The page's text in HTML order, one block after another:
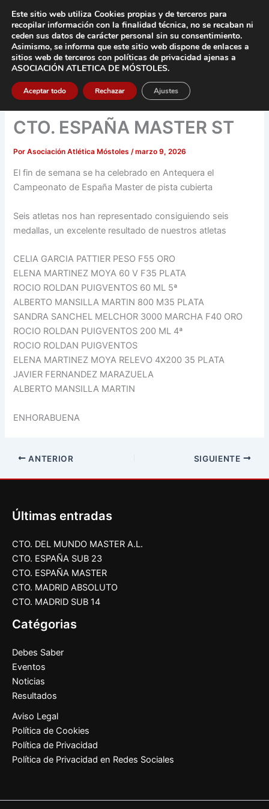
contenido
CTO. ESPAÑA MASTER ST
PorAsociación Atlética Móstoles/marzo 9, 2026
El fin de semana se ha celebrado en Antequera el
Campeonato de España Master de pista cubierta
Seis atletas nos han representado consiguiendo seis
medallas, un excelente resultado de nuestros atletas
CELIA GARCIA PATTIER PESO F55 ORO
ELENA MARTINEZ MOYA 60 V F35 PLATA
ROCIO ROLDAN PUIGVENTOS 60 ML 5ª
ALBERTO MANSILLA MARTIN 800 M35 PLATA
SANDRA SANCHEL MELCHOR 3000 MARCHA F40 ORO
ROCIO ROLDAN PUIGVENTOS 200 ML 4ª
ROCIO ROLDAN PUIGVENTOS
ELENA MARTINEZ MOYA RELEVO 4X200 35 PLATA
JAVIER FERNANDEZ MARAZUELA
ALBERTO MANSILLA MARTIN
ENHORABUENA
ANTERIOR SIGUIENTE
Últimas entradas
CTO. DEL MUNDO MASTER A.L.
CTO. ESPAÑA SUB 23
CTO. ESPAÑA MASTER
CTO. MADRID ABSOLUTO
CTO. MADRID SUB 14
Catégorias
Debes Saber
Eventos
Noticias
Resultados
Aviso Legal
Política de Cookies
Política de Privacidad
Política de Privacidad en Redes Sociales
Este sitio web utiliza Cookies propias y de terceros para
recopilar información con la finalidad técnica, no se recaban ni
ceden sus datos de carácter personal sin su consentimiento.
Asimismo, se informa que este sitio web dispone de enlaces a
sitios web de terceros con políticas de privacidad ajenas a
ASOCIACIÓN ATLETICA DE MÓSTOLES.
Aceptar todo Rechazar Ajustes